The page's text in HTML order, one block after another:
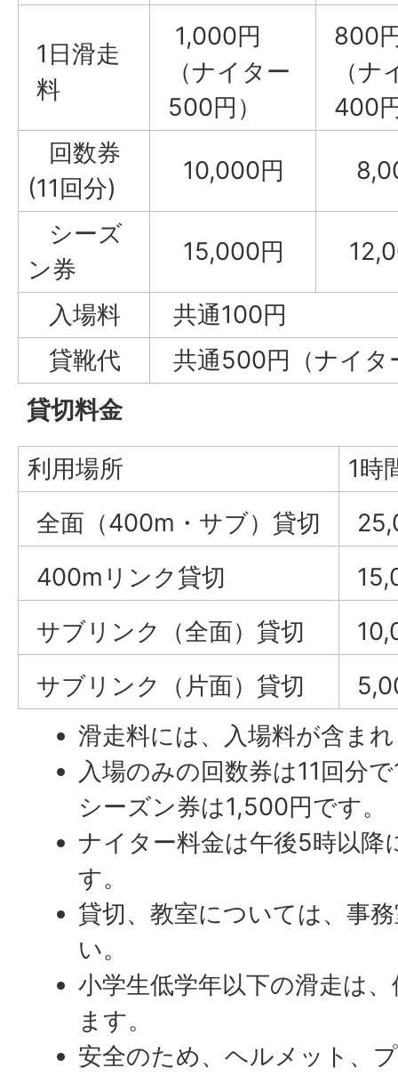
1日滑走
料
1,000円
（ナイター
500円）
800
（ナ
400
回数券
(11回分)
10,000円
シーズ
ン券
15,000円
入場料
共通100円
貸靴代
共通500円（ナイタ
貸切料金
利用場所
1時
全面（400m・サブ）貸切
400mリンク貸切
サブリンク（全面）貸切
サブリンク（片面）貸切
滑走料には、入場料が含ま
入場のみの回数券は11回分
シーズン券は1,500円です。
ナイター料金は午後5時以降
す。
貸切、教室については、事
い。
小学生低学年以下の滑走は
ます。
安全のため、ヘルメット、